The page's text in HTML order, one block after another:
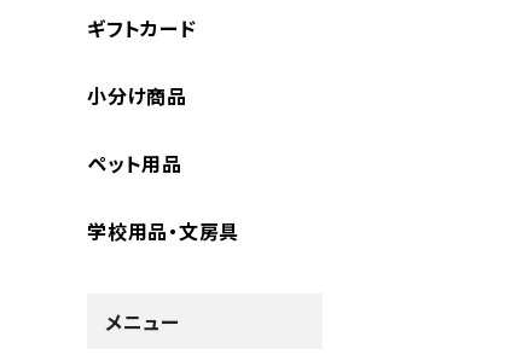
ギフトカード
小分け商品
ペット用品
学校用品・文房具
メニュー